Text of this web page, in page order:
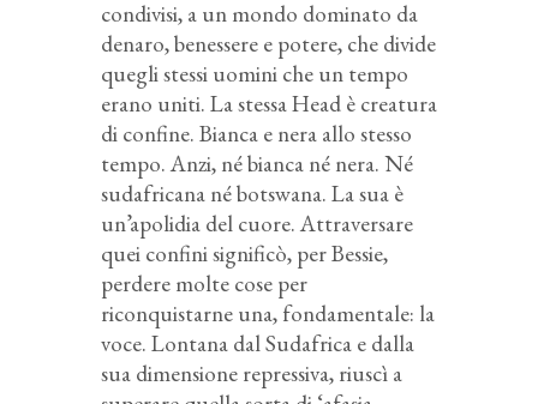
condivisi, a un mondo dominato da
denaro, benessere e potere, che divide
quegli stessi uomini che un tempo
erano uniti. La stessa Head è creatura
di confine. Bianca e nera allo stesso
tempo. Anzi, né bianca né nera. Né
sudafricana né botswana. La sua è
un’apolidia del cuore. Attraversare
quei confini significò, per Bessie,
perdere molte cose per
riconquistarne una, fondamentale: la
voce. Lontana dal Sudafrica e dalla
sua dimensione repressiva, riuscì a